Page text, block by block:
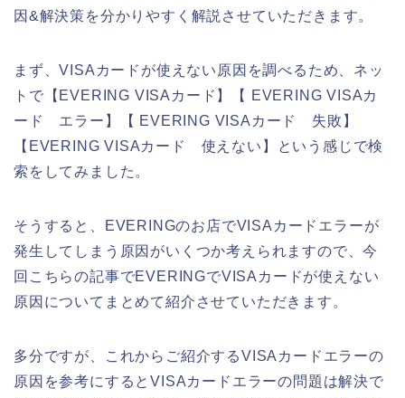
因&解決策を分かりやすく解説させていただきます。
まず、VISAカードが使えない原因を調べるため、ネッ
トで【EVERING VISAカード】【 EVERING VISAカ
ード エラー】【 EVERING VISAカード 失敗】
【EVERING VISAカード 使えない】という感じで検
索をしてみました。
そうすると、EVERINGのお店でVISAカードエラーが
発生してしまう原因がいくつか考えられますので、今
回こちらの記事でEVERINGでVISAカードが使えない
原因についてまとめて紹介させていただきます。
多分ですが、これからご紹介するVISAカードエラーの
原因を参考にするとVISAカードエラーの問題は解決で